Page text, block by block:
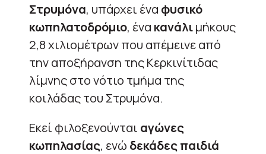
Στρυμόνα, υπάρχει ένα φυσικό
κωπηλατοδρόμιο, ένα κανάλιμήκους
2,8 χιλιομέτρων που απέμεινε από
την αποξήρανση της Κερκινίτιδας
λίμνης στο νότιο τμήμα της
κοιλάδας του Στρυμόνα.
Εκεί φιλοξενούνται αγώνες
κωπηλασίας, ενώ δεκάδες παιδιά